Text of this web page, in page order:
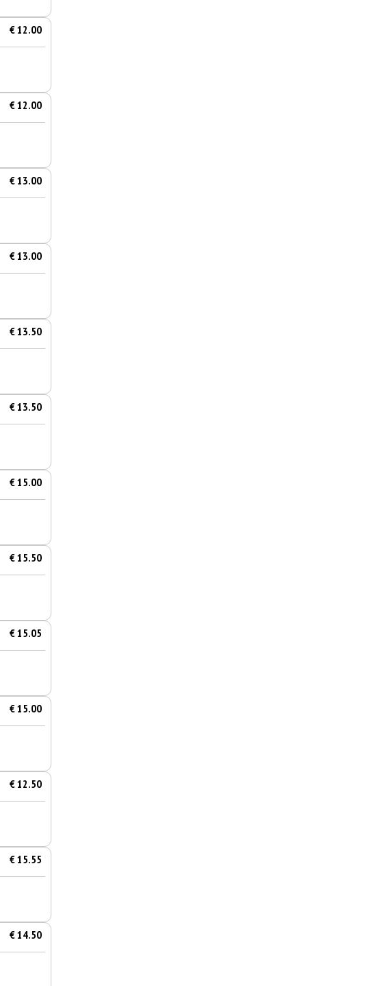
€ 12.00
€ 12.00
€ 13.00
€ 13.00
€ 13.50
€ 13.50
€ 15.00
€ 15.50
€ 15.05
€ 15.00
€ 12.50
€ 15.55
€ 14.50